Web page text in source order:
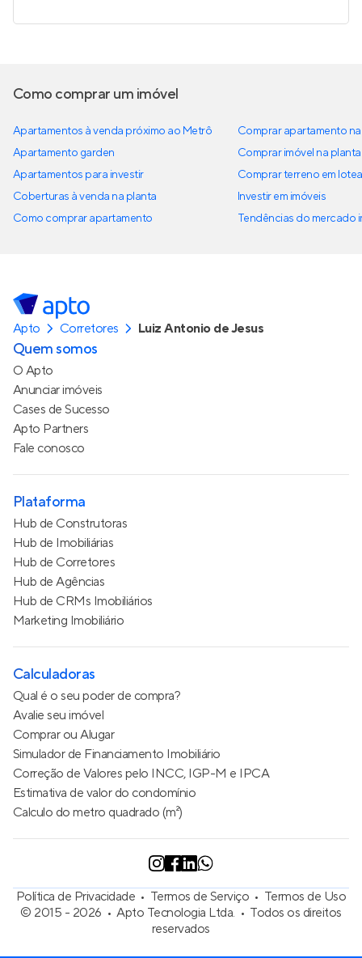
Como comprar um imóvel
Apartamentos à venda próximo ao Metrô
Apartamento garden
Apartamentos para investir
Coberturas à venda na planta
Como comprar apartamento
Comprar apartamento
Comprar imóvel na planta
Comprar terreno em
Investir em imóveis
Tendências do mercado
Apto Corretores Luiz Antonio de Jesus
Quem somos
O Apto
Anunciar imóveis
Cases de Sucesso
Apto Partners
Fale conosco
Plataforma
Hub de Construtoras
Hub de Imobiliárias
Hub de Corretores
Hub de Agências
Hub de CRMs Imobiliários
Marketing Imobiliário
Calculadoras
Qual é o seu poder de compra?
Avalie seu imóvel
Comprar ou Alugar
Simulador de Financiamento Imobiliário
Correção de Valores pelo INCC, IGP-M e IPCA
Estimativa de valor do condomínio
Calculo do metro quadrado (m²)
Política de Privacidade Termos de Serviço
Termos de Uso
© 2015 - 2026
Apto Tecnologia Ltda.
Todos os direitos
reservados